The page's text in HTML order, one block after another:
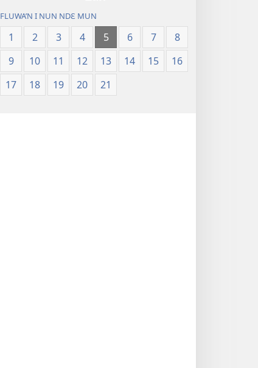
FLUWA’N I NUN NDƐ MUN
1 2 3 4 5 6 7
8
9
10 11 12 13 14 15
16
17
18 19 20 21